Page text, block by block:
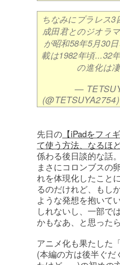
ちなみにプラレス3
成田君とのジオラ
が昭和58年5月30
載は1982年頃...32
の進化は
—
(@TETSUYA2754)
先日の 【iPadをフィ
て使う方法、なるほ
係わる後日談的な話
まさにコロンブスの
れを体現化したこと
るのだけれど、もし
ような発想を抱いて
しれないし、一部で
かもなあ、と思った
アニメ化も果たした
(本編の方は後半ぐだ